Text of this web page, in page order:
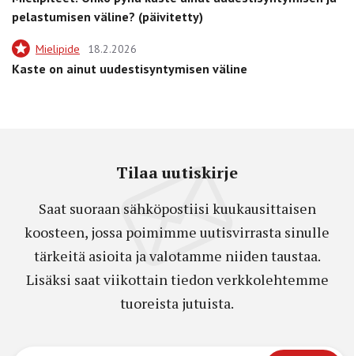
pelastumisen väline? (päivitetty)
Mielipide 18.2.2026
Kaste on ainut uudestisyntymisen väline
Tilaa uutiskirje
Saat suoraan sähköpostiisi kuukausittaisen
koosteen, jossa poimimme uutisvirrasta sinulle
tärkeitä asioita ja valotamme niiden taustaa.
Lisäksi saat viikottain tiedon verkkolehtemme
tuoreista jutuista.